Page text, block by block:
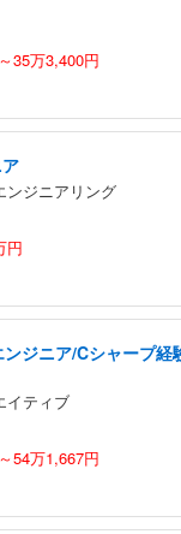
35万3,400円
ンジニアリング
円
ジニア/Cシャープ経
イティブ
54万1,667円